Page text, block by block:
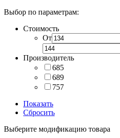
Выбор по параметрам:
Стоимость
От
Производитель
685
689
757
Показать
Сбросить
Выберите модификацию товара